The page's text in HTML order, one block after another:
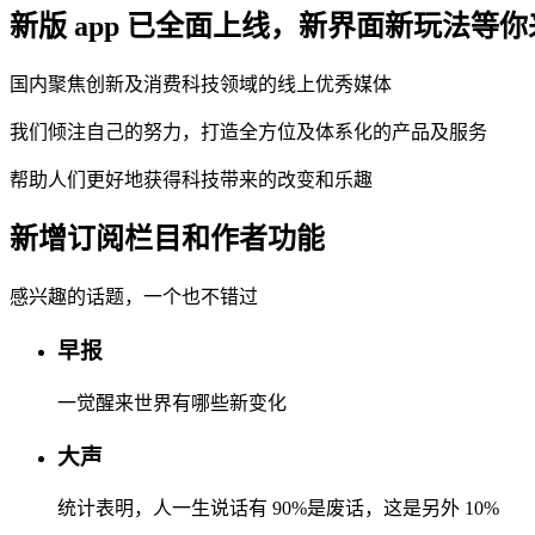
新版 app 已全面上线，新界面新玩法等
国内聚焦创新及消费科技领域的线上优秀媒体
我们倾注自己的努力，打造全方位及体系化的产品及服务
帮助人们更好地获得科技带来的改变和乐趣
新增订阅栏目和作者功能
感兴趣的话题，一个也不错过
早报
一觉醒来世界有哪些新变化
大声
统计表明，人一生说话有 90%是废话，这是另外 10%